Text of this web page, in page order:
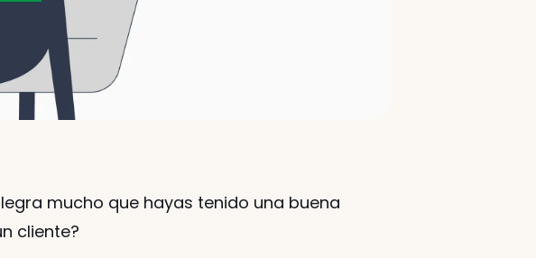
mucho que hayas tenido una buena
cliente?